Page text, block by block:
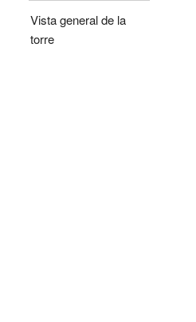
Vista general de la
torre